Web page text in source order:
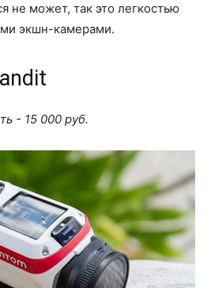
не может, так это легкостью
экшн-камерами.
- 15 000 руб.